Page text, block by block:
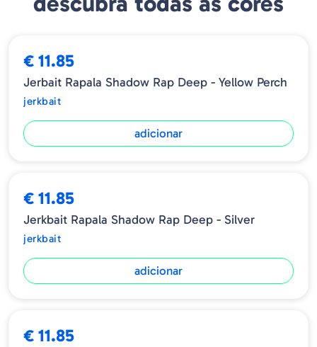
Modelo - SDRD11
Tipo - Slow Sinking
€ 11.85
Jerbait Rapala Shadow Rap Deep - Yellow Perch
jerkbait
adicionar
€ 11.85
Jerkbait Rapala Shadow Rap Deep - Silver
jerkbait
adicionar
€ 11.85